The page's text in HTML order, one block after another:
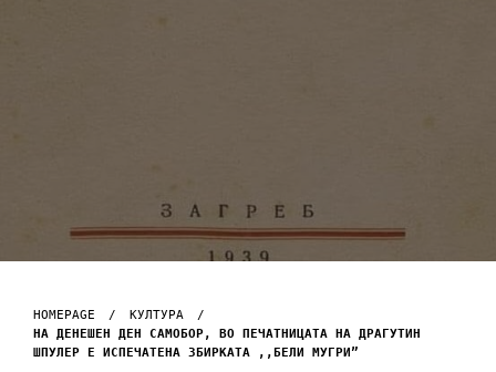
HOMEPAGE
КУЛТУРА
НА ДЕНЕШЕН ДЕН САМОБОР, ВО ПЕЧАТНИЦАТА НА ДРАГУТИН
ШПУЛЕР Е ИСПЕЧАТЕНА ЗБИРКАТА ,,БЕЛИ МУГРИ”